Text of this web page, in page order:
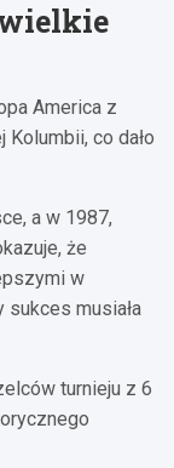
America z
Kolumbii, co dało
a w 1987,
że
w
sukces musiała
turnieju z 6